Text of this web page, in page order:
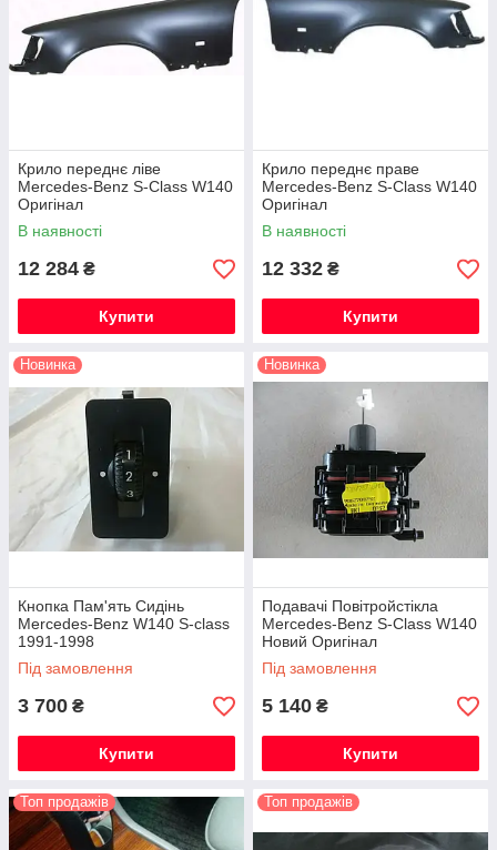
Крило переднє ліве
Mercedes-Benz S-Class W140
Оригінал
В наявності
12 284 ₴
Купити
Крило переднє праве
Mercedes-Benz S-Class W140
Оригінал
В наявності
12 332 ₴
Купити
Новинка
Кнопка Пам'ять Сидінь
Mercedes-Benz W140 S-class
1991-1998
Під замовлення
3 700 ₴
Купити
Новинка
Подавачі Повітройстікла
Mercedes-Benz S-Class W140
Новий Оригінал
A1408004375
Під замовлення
5 140 ₴
Купити
Топ продажів Топ продажів